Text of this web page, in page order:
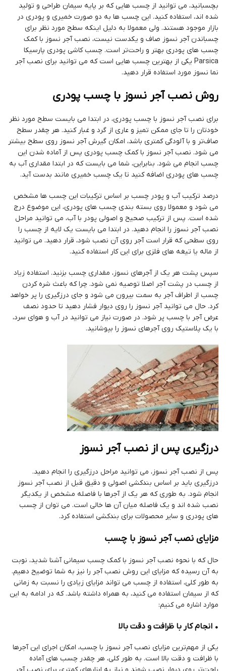
بچسبانید، می توانید از چسب هایی که بر پایه سیمان طراحی و تولید
شده اند، استفاده کنید. این چسب ها به دو صورت خمیری و پودری در
بازار موجود هستند. ولی معمولا به دلیل اینکه سطح مورد نظر برای
چسباندن آجر نسوز صاف و یکدست نیست، نصب آجر نسوز با کمک
چسب های پودری بهتر و راحت‌تر است. چسب کاشی پودری پارسیکا
Parsica یکی از بهترین چسب هایی است که می توانید برای نصب آجر
نما نسوز مورد استفاده قرار دهید.
روش نصب آجر نسوز با چسب پودری
برای نصب آجر نسوز با چسب پودری، در ابتدا می بایست سطح مورد نظر
خودتان را تا جای ممکن تمیز و عاری از گرد و غبار کنید. هر چقدر سطح
صاف‌تر و با آلودگی کمتری باشد، امکان گیرش آجر نسوز روی سطح بیشتر
می شود. نصب آجر نسوز با کمک چسب پودری پس از آماده شدن این
چسب انجام می شود. بنابراین، شما می بایست که در ابتدا مقداری آب به
چسب های پودری اضافه کنید تا یک چسب خمیری مانند بدست آید.
درصد ترکیب آب و پودر چسب بر اساس ترکیبات این چسب ها مشخص
می شود و معمولا روی بسته بندی چسب های پودری، این موضوع درج
شده است. پس از ترکیب صحیح و اصولی پودر با آب، می توانید مراحل
نصب آجر نسوز را انجام دهید. در ابتدا می بایست یک لایه از چسب را
روی سطحی که قرار است آجر روی آن نصب شود، قرار دهید. می توانید
از ماله یا تیغه های فلزی برای این کار استفاده کنید.
سپس پشت هر یک از آجرهای نسوز، مقداری چسب بزنید. استفاده زیاد
از چسب در پشت آجر اصلا توصیه نمی شود. چرا که باعث شره کردن
چسب از اطراف آجر به سمت بیرون می شود و جای درزگیری را پر خواهد
کرد. حال می توانید آجر نسوز را روی دیوار فشار دهید تا حدود نصف
عرض آجر با چسب پر شود. در صورت نیاز می توانید در آب و هوای سرد،
با یک پلاستیک روی آجرهای نسوز را بپوشانید.
درزگیری پس از نصب آجر نسوز
پس از نصب آجر نسوز، می توانید مراحل درزگیری را انجام دهید.
درزگیری باید بر اساس بندکشی اصولی و دقیق قبل از نصب آجر نسوز
انجام شود. به طوری که هر یک از آجرها با فاصله مشخص از یکدیگر
نصب شده اند و یک فاصله میان آن ها خالی است. می توان از چسب
های پودری و سایر محصولات برای بندکشی استفاده کرد.
مزایای نصب آجر نسوز با چسب
حال که با نحوه نصب آجر نسوز با کمک چسب سیمانی آشنا شدید، نوبت
به آن رسیده که مزایای این روش نصب آجر را نیز به شما توضیح دهیم.
به طور کلی، استفاده از چسب می تواند مزایای زیادی را نسبت به زمانی
که از سیمان استفاده می کنید، به همراه داشته باشد. که در ادامه به این
موارد اشاره می کنیم:
• انجام کار با ظرافت و دقت بالا
یکی از مهم‌ترین مزایای نصب آجر نسوز با چسب، امکان اجرای این آجرها
با ظرافت و دقت بالا است. به طور کلی، هر چقدر چسب های آماده